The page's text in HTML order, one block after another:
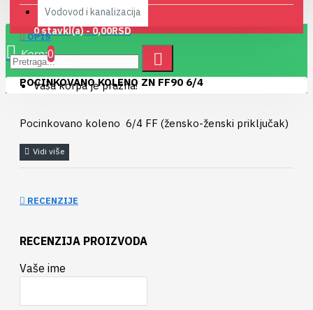
0 stavki(a) - 0,00RSD
0
Vaša korpa je prazna!
Vodovod i kanalizacija
OPIS
POCINKOVANO KOLENO ZN FF90 6/4
Pocinkovano koleno 6/4 FF (žensko-ženski priključak)
RECENZIJE
RECENZIJA PROIZVODA
Vaše ime